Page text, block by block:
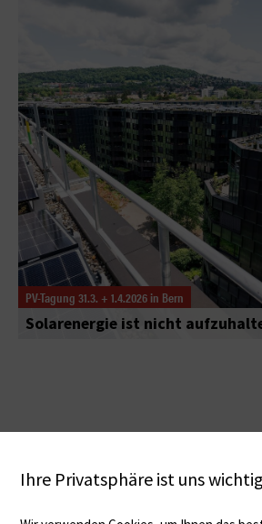
PV-Tagung 31.3. + 1.4.2026 in Bern
Solarenergie ist nicht
Ihre Privatsphäre ist uns wichtig